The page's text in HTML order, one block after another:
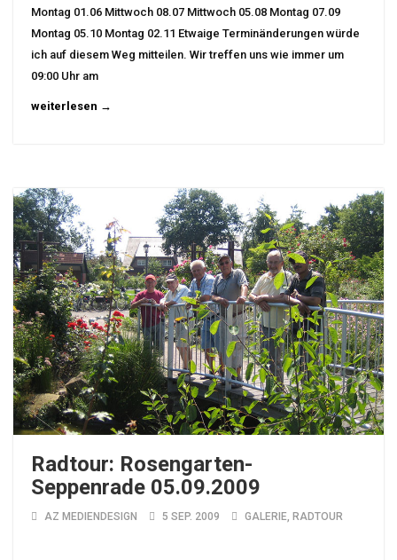
Montag 01.06 Mittwoch 08.07 Mittwoch 05.08 Montag 07.09
Montag 05.10 Montag 02.11 Etwaige Terminänderungen würde
ich auf diesem Weg mitteilen. Wir treffen uns wie immer um
09:00 Uhr am
weiterlesen →
Radtour: Rosengarten-
Seppenrade 05.09.2009
AZ MEDIENDESIGN 5 SEP. 2009 GALERIE, RADTOUR